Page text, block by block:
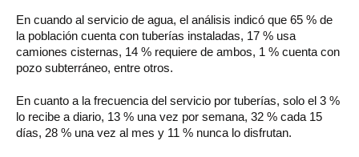
En cuando al servicio de agua, el análisis indicó que 65 % de
la población cuenta con tuberías instaladas, 17 % usa
camiones cisternas, 14 % requiere de ambos, 1 % cuenta con
pozo subterráneo, entre otros.
En cuanto a la frecuencia del servicio por tuberías, solo el 3 %
lo recibe a diario, 13 % una vez por semana, 32 % cada 15
días, 28 % una vez al mes y 11 % nunca lo disfrutan.